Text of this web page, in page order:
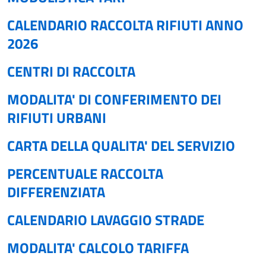
CALENDARIO RACCOLTA RIFIUTI ANNO
2026
CENTRI DI RACCOLTA
MODALITA' DI CONFERIMENTO DEI
RIFIUTI URBANI
CARTA DELLA QUALITA' DEL SERVIZIO
PERCENTUALE RACCOLTA
DIFFERENZIATA
CALENDARIO LAVAGGIO STRADE
MODALITA' CALCOLO TARIFFA